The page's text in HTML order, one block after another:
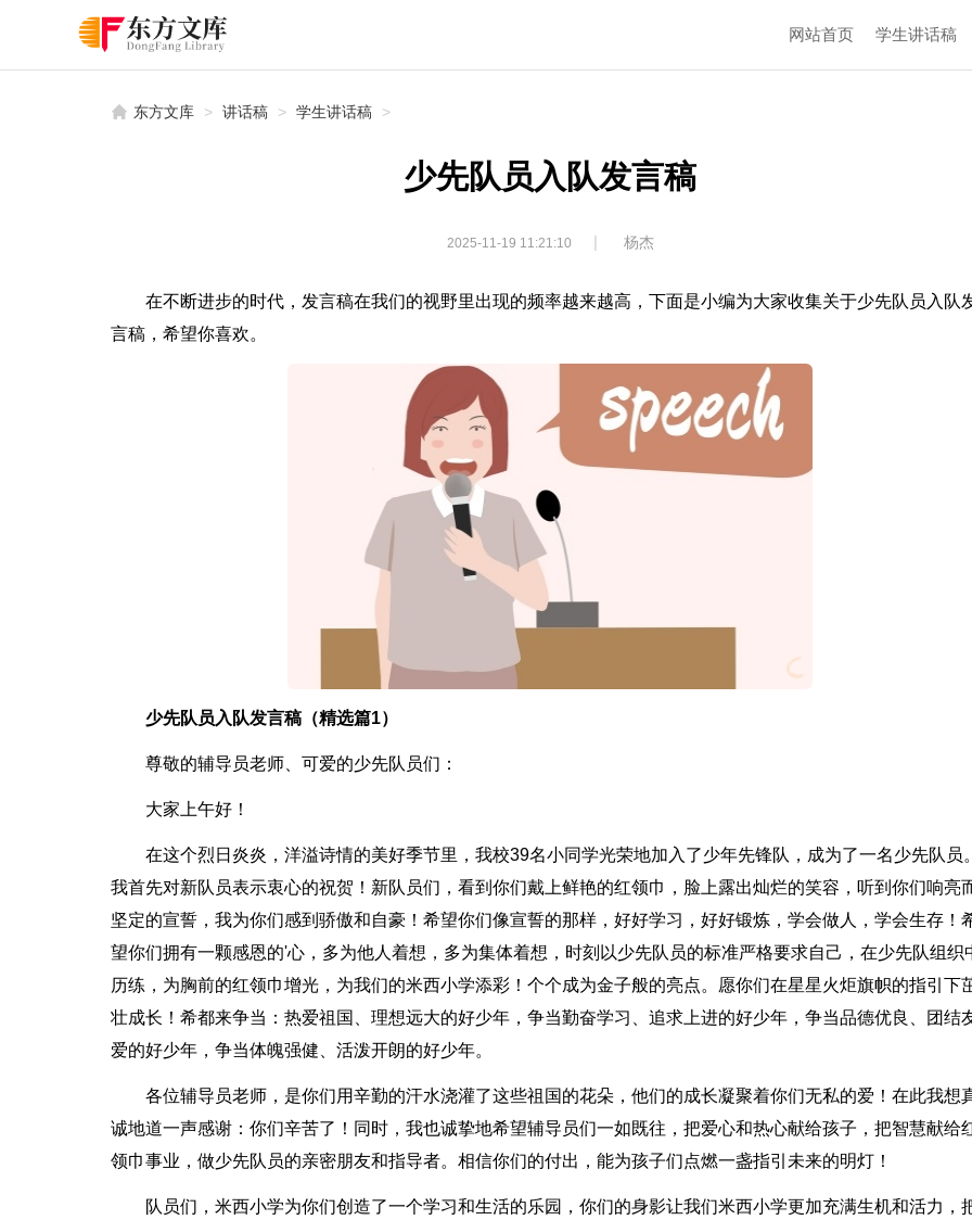
网站首页 学生讲话稿
东方文库 > 讲话稿 > 学生讲话稿 >
少先队员入队发言稿
2025-11-19 11:21:10 | 杨杰
在不断进步的时代，发言稿在我们的视野里出现的频率越来越高，下面是小编为大家收集关于少先队员入队
言稿，希望你喜欢。
少先队员入队发言稿（精选篇1）
尊敬的辅导员老师、可爱的少先队员们：
大家上午好！
在这个烈日炎炎，洋溢诗情的美好季节里，我校39名小同学光荣地加入了少年先锋队，成为了一名少先队员。
我首先对新队员表示衷心的祝贺！新队员们，看到你们戴上鲜艳的红领巾，脸上露出灿烂的笑容，听到你们响亮
坚定的宣誓，我为你们感到骄傲和自豪！希望你们像宣誓的那样，好好学习，好好锻炼，学会做人，学会生存！
望你们拥有一颗感恩的'心，多为他人着想，多为集体着想，时刻以少先队员的标准严格要求自己，在少先队组织
历练，为胸前的红领巾增光，为我们的米西小学添彩！个个成为金子般的亮点。愿你们在星星火炬旗帜的指引下
壮成长！希都来争当：热爱祖国、理想远大的好少年，争当勤奋学习、追求上进的好少年，争当品德优良、团结
爱的好少年，争当体魄强健、活泼开朗的好少年。
各位辅导员老师，是你们用辛勤的汗水浇灌了这些祖国的花朵，他们的成长凝聚着你们无私的爱！在此我想
诚地道一声感谢：你们辛苦了！同时，我也诚挚地希望辅导员们一如既往，把爱心和热心献给孩子，把智慧献给
领巾事业，做少先队员的亲密朋友和指导者。相信你们的付出，能为孩子们点燃一盏指引未来的明灯！
队员们，米西小学为你们创造了一个学习和生活的乐园，你们的身影让我们米西小学更加充满生机和活力，